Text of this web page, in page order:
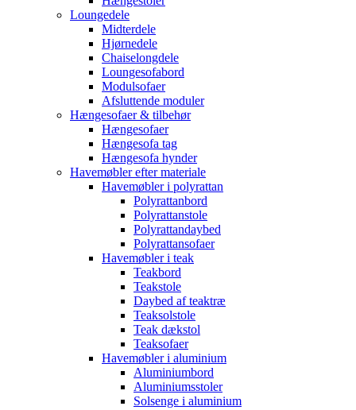
Loungedele
Midterdele
Hjørnedele
Chaiselongdele
Loungesofabord
Modulsofaer
Afsluttende moduler
Hængesofaer & tilbehør
Hængesofaer
Hængesofa tag
Hængesofa hynder
Havemøbler efter materiale
Havemøbler i polyrattan
Polyrattanbord
Polyrattanstole
Polyrattandaybed
Polyrattansofaer
Havemøbler i teak
Teakbord
Teakstole
Daybed af teaktræ
Teaksolstole
Teak dækstol
Teaksofaer
Havemøbler i aluminium
Aluminiumbord
Aluminiumsstoler
Solsenge i aluminium